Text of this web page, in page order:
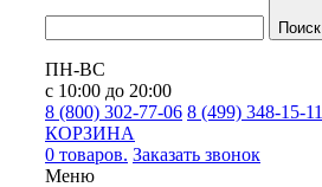
Поиск
ПН-ВС
с 10:00 до 20:00
8 (800) 302-77-06 8 (499) 348-15-11
КОРЗИНА
0 товаров. Заказать звонок
Меню